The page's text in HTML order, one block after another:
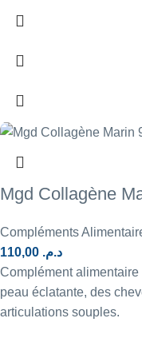
Mgd Collagène
Compléments
د.م.
Complément
peau éclatante, des
articulations souples.